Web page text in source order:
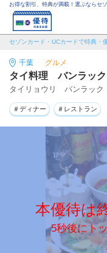
お得な割引、特典が満載！選ぶならセ
セゾンカード・UCカードで特典・
千葉 グルメ
タイ料理 バンラック
タイリョウリ バンラック
＃ディナー ＃レストラン
本優待は
5秒後にト